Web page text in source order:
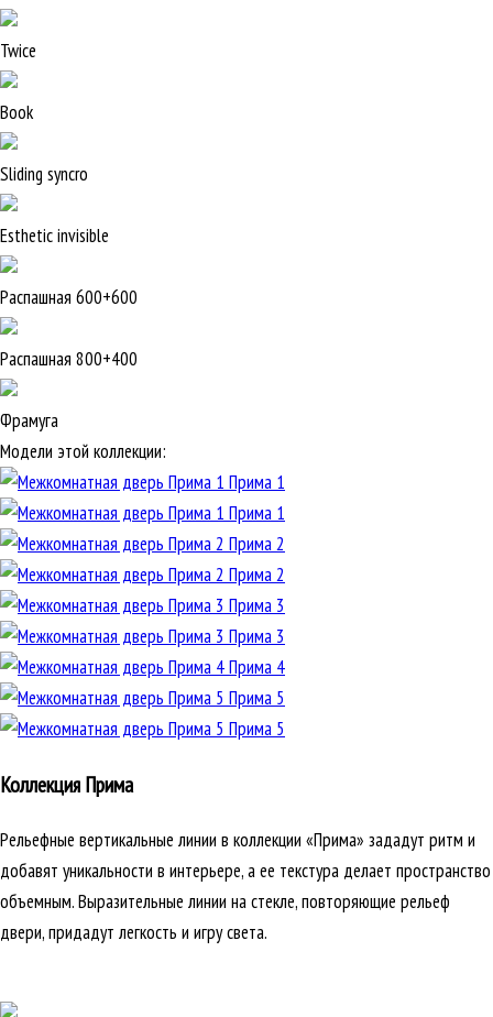
Twice
Book
Sliding syncro
Esthetic invisible
Распашная 600+600
Распашная 800+400
Фрамуга
Модели этой коллекции:
Прима 1
Прима 1
Прима 2
Прима 2
Прима 3
Прима 3
Прима 4
Прима 5
Прима 5
Коллекция Прима
Рельефные вертикальные линии в коллекции «Прима» зададут ритм и
добавят уникальности в интерьере, а ее текстура делает пространство
объемным. Выразительные линии на стекле, повторяющие рельеф
двери, придадут легкость и игру света.